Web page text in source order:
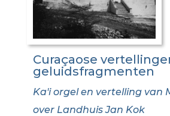
Curaçaose
geluidsfragmenten
Ka'i orgel en vertelling van
over Landhuis Jan Kok